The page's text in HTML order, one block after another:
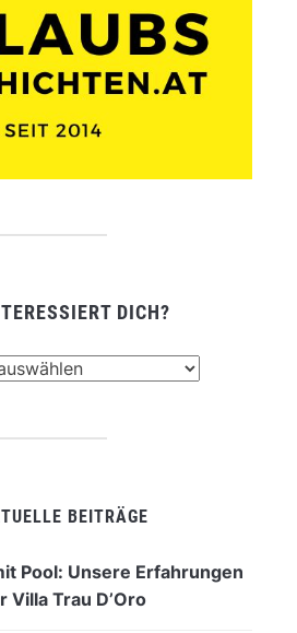
DICH?
BEITRÄGE
Pool: Unsere Erfahrungen
Villa Trau D’Oro